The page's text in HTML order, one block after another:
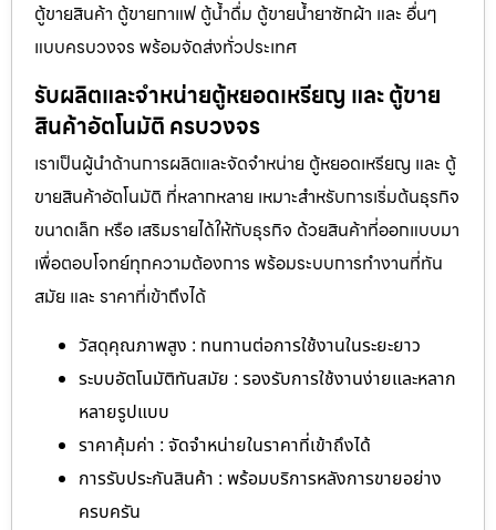
ตู้ขายสินค้า ตู้ขายกาแฟ ตู้น้ำดื่ม ตู้ขายน้ำยาซักผ้า และ อื่นๆ
แบบครบวงจร พร้อมจัดส่งทั่วประเทศ
รับผลิตและจำหน่ายตู้หยอดเหรียญ และ ตู้ขาย
สินค้าอัตโนมัติ ครบวงจร
เราเป็นผู้นำด้านการผลิตและจัดจำหน่าย ตู้หยอดเหรียญ และ ตู้
ขายสินค้าอัตโนมัติ ที่หลากหลาย เหมาะสำหรับการเริ่มต้นธุรกิจ
ขนาดเล็ก หรือ เสริมรายได้ให้กับธุรกิจ ด้วยสินค้าที่ออกแบบมา
เพื่อตอบโจทย์ทุกความต้องการ พร้อมระบบการทำงานที่ทัน
สมัย และ ราคาที่เข้าถึงได้
วัสดุคุณภาพสูง : ทนทานต่อการใช้งานในระยะยาว
ระบบอัตโนมัติทันสมัย : รองรับการใช้งานง่ายและหลาก
หลายรูปแบบ
ราคาคุ้มค่า : จัดจำหน่ายในราคาที่เข้าถึงได้
การรับประกันสินค้า : พร้อมบริการหลังการขายอย่าง
ครบครัน